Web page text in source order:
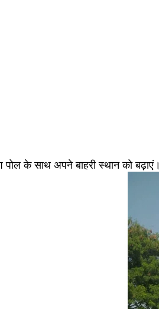
के साथ अपने बाहरी स्थान को बढ़ाएं।